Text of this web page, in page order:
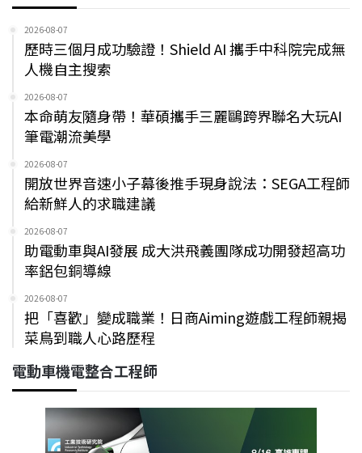
2026-08-07
歷時三個月成功驗證！Shield AI 攜手中科院完成無
人機自主搜索
2026-08-07
本命萌友隨身帶！華碩攜手三麗鷗跨界聯名大玩AI
筆電潮流美學
2026-08-07
開放世界音速小子幕後推手現身說法：SEGA工程師
給新鮮人的求職建議
2026-08-07
助電動車與AI發展 成大洪飛義團隊成功開發超高功
率鋁包銅導線
2026-08-07
把「喜歡」變成職業！日商Aiming遊戲工程師親揭
菜鳥到職人心路歷程
電動車機電整合工程師